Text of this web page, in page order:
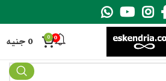
0
0
0 جنيه